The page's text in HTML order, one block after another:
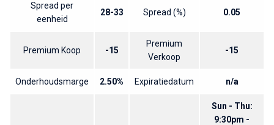
Spread per
eenheid
28-33 Spread (%) 0.05
Premium Koop -15
Premium
Verkoop
-15
Onderhoudsmarge 2.50% Expiratiedatum n/a
Sun - Thu:
9:30pm -